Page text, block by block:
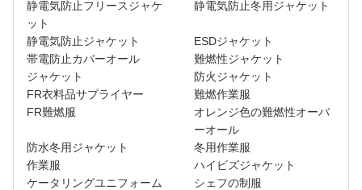
静電気防止フリースジャケ
ット
静電気防止冬用ジャケット
静電気防止ジャケット
ESDジャケット
帯電防止カバーオール
難燃性ジャケット
ジャケット
防火ジャケット
FR衣料品サプライヤー
難燃作業服
FR難燃服
オレンジ色の難燃性オーバ
ーオール
防水冬用ジャケット
冬用作業服
作業服
ハイビズジャケット
ケータリングユニフォーム
シェフの制服